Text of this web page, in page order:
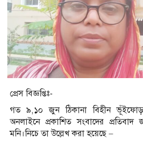
প্রেস বিজ্ঞপ্তিঃ-
গত ৯,১০ জুন ঠিকানা বিহীন
অনলাইনে প্রকাশিত সংবাদের প্রতিবাদ
মনি।নিচে তা উল্লেখ করা হয়েছে –